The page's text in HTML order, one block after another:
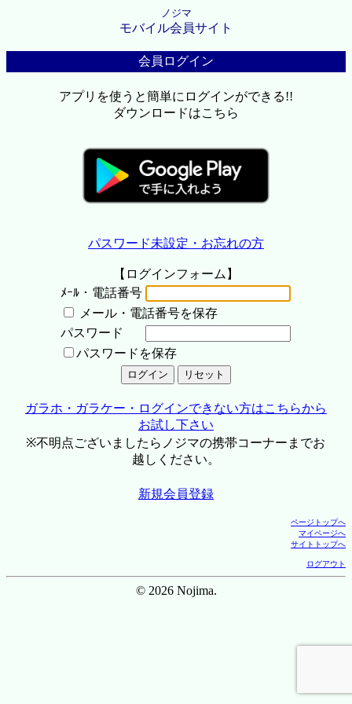
ノジマ
モバイル会員サイト
会員ログイン
アプリを使うと簡単にログインができる!!
ダウンロードはこちら
パスワード未設定・お忘れの方
【ログインフォーム】
ﾒｰﾙ・電話番号
メール・電話番号を保存
パスワード
パスワードを保存
ガラホ・ガラケー・ログインできない方はこちらから
お試し下さい
※不明点ございましたらノジマの携帯コーナーまでお
越しください。
新規会員登録
ページトップへ
マイページへ
サイトトップへ
ログアウト
© 2026 Nojima.